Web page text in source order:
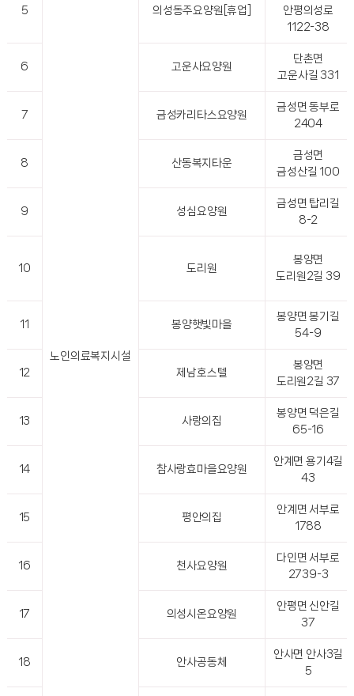
노인의료복지시설
5 의성동주요양원[휴업]
안평의성로
1122-38
6 고운사요양원
단촌면
고운사길 331
7 금성카리타스요양원
금성면 동부로
2404
8 산동복지타운
금성면
금성산길 100
9 성심요양원
금성면 탑리길
8-2
10 도리원
봉양면
도리원2길 39
11 봉양햇빛마을
봉양면 봉기길
54-9
12 제남호스텔
봉양면
도리원2길 37
13 사랑의집
봉양면 덕은길
65-16
14 참사랑효마을요양원
안계면 용기4길
43
15 평안의집
안계면 서부로
1788
16 천사요양원
다인면 서부로
2739-3
17 의성시온요양원
안평면 신안길
37
18 안사공동체
안사면 안사3길
5